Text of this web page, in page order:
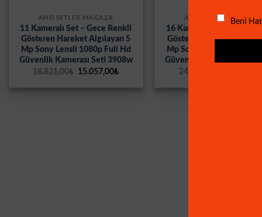
AHD SETLER MAĞAZA
11 Kameralı Set – Gece Renkli
Gösteren Hareket Algılayan 5
Mp Sony Lensli 1080p Full Hd
Güvenlik Kamerası Seti 3908w
18.821,00₺ Orijinal
18.821,00₺.
15.057,00₺Şu
fiyat:
AHD SETLER MAĞAZA
16 Kameralı Set – Gece
Gösteren Hareket
Mp Sony Lensli 1080p Full
Güvenlik Kamerası Seti
24.955,94
Beni